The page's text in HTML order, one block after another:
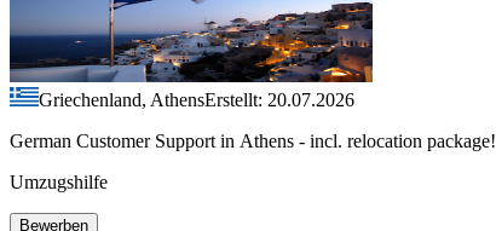
Griechenland, AthensErstellt: 20.07.2026
German Customer Support in Athens - incl. relocation package!
Umzugshilfe
Bewerben